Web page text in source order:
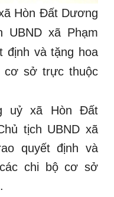
Hòn Đất Dương
UBND xã Phạm
định và tặng hoa
cơ sở trực thuộc
uỷ xã Hòn Đất
tịch UBND xã
quyết định và
chi bộ cơ sở